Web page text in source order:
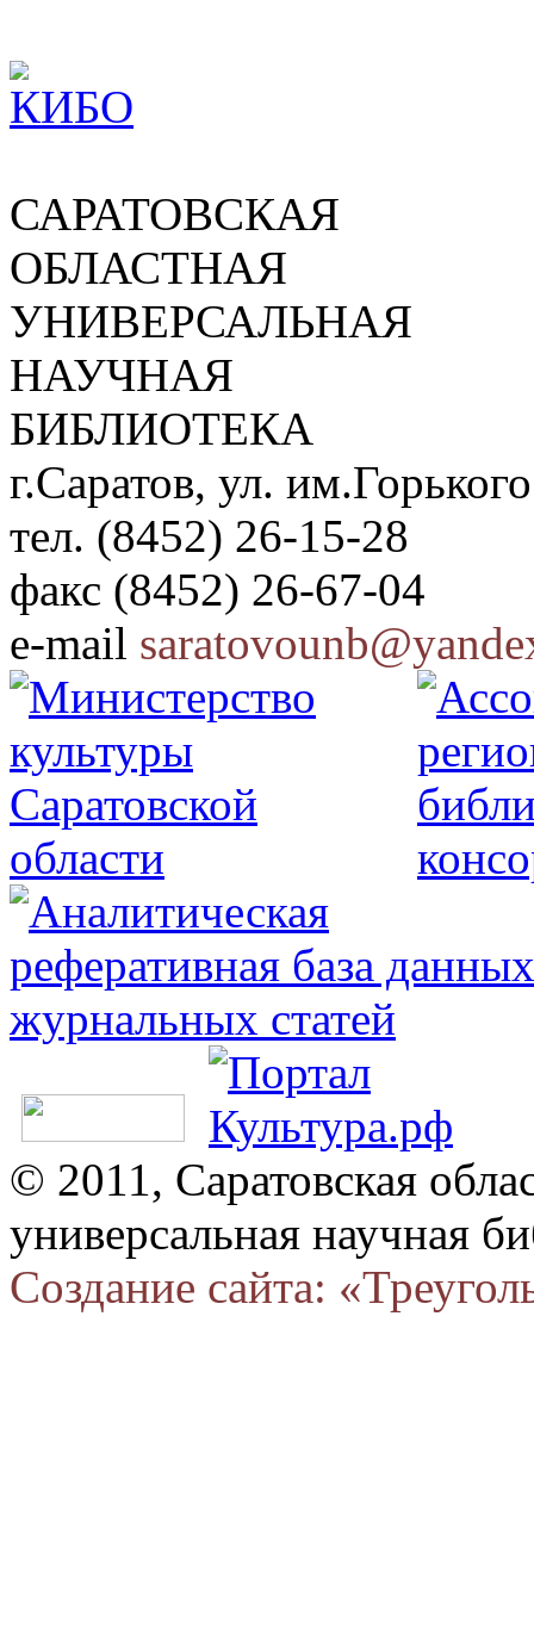
САРАТОВСКАЯ
ОБЛАСТНАЯ
УНИВЕРСАЛЬНАЯ
НАУЧНАЯ
БИБЛИОТЕКА
г.Саратов, ул.
тел. (8452) 26-15-28
факс (8452) 26-67-04
e-mail
© 2011, Саратовская
универсальная научная
Создание сайта: